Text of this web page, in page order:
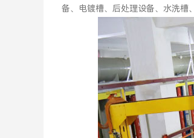
备、电镀槽、后处理设备、水洗槽